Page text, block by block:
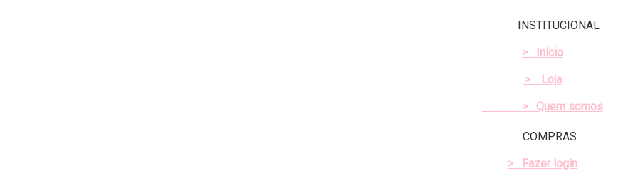
INSTITUCIONAL
>
Início
>
Loja
> Quem somos
COMPRAS
>
Fazer login